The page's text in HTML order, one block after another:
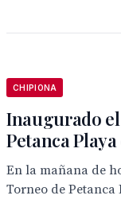
CHIPIONA
Inaugurado
Petanca
En la mañana de
Torneo de Petanca